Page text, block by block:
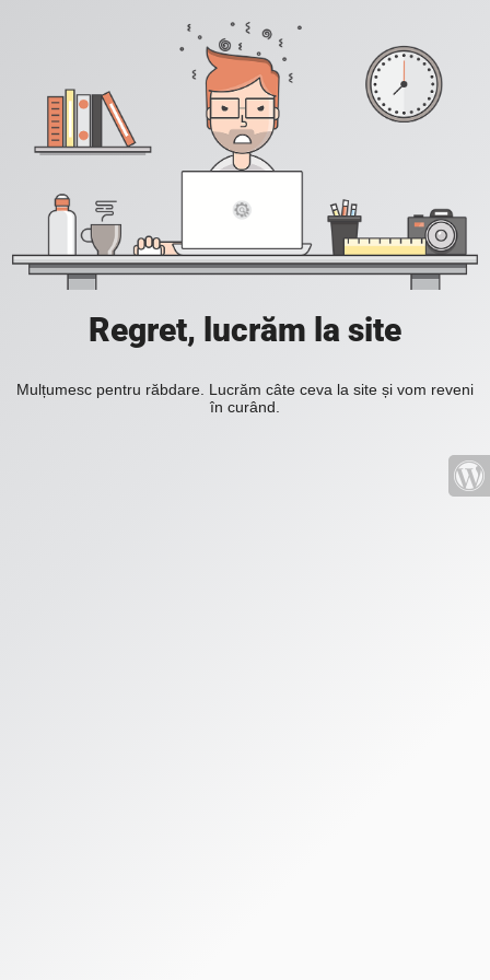
Regret, lucrăm la site
Mulțumesc pentru răbdare. Lucrăm câte ceva la site și vom reveni
în curând.